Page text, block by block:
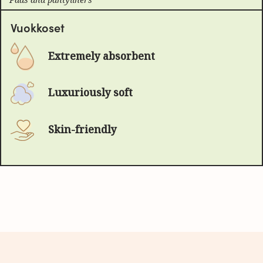
Vuokkoset
Extremely absorbent
Luxuriously soft
Skin-friendly